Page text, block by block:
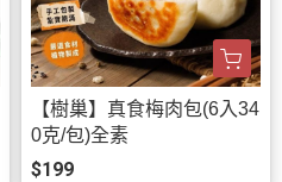
【樹巢】真食梅肉包(6入34
0克/包)全素
$199